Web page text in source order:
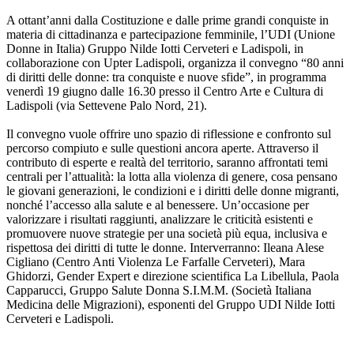
A ottant’anni dalla Costituzione e dalle prime grandi conquiste in
materia di cittadinanza e partecipazione femminile, l’UDI (Unione
Donne in Italia) Gruppo Nilde Iotti Cerveteri e Ladispoli, in
collaborazione con Upter Ladispoli, organizza il convegno “80 anni
di diritti delle donne: tra conquiste e nuove sfide”, in programma
venerdì 19 giugno dalle 16.30 presso il Centro Arte e Cultura di
Ladispoli (via Settevene Palo Nord, 21).
Il convegno vuole offrire uno spazio di riflessione e confronto sul
percorso compiuto e sulle questioni ancora aperte. Attraverso il
contributo di esperte e realtà del territorio, saranno affrontati temi
centrali per l’attualità: la lotta alla violenza di genere, cosa pensano
le giovani generazioni, le condizioni e i diritti delle donne migranti,
nonché l’accesso alla salute e al benessere. Un’occasione per
valorizzare i risultati raggiunti, analizzare le criticità esistenti e
promuovere nuove strategie per una società più equa, inclusiva e
rispettosa dei diritti di tutte le donne. Interverranno: Ileana Alese
Cigliano (Centro Anti Violenza Le Farfalle Cerveteri), Mara
Ghidorzi, Gender Expert e direzione scientifica La Libellula, Paola
Capparucci, Gruppo Salute Donna S.I.M.M. (Società Italiana
Medicina delle Migrazioni), esponenti del Gruppo UDI Nilde Iotti
Cerveteri e Ladispoli.